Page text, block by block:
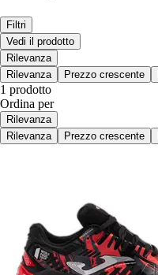
Filtri
Vedi il prodotto
Rilevanza
Rilevanza
Prezzo crescente
1 prodotto
Ordina per
Rilevanza
Rilevanza
Prezzo crescente